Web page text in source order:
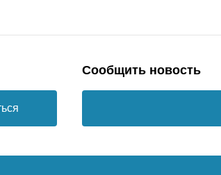
Сообщить новость